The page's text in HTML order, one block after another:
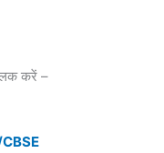
करें –